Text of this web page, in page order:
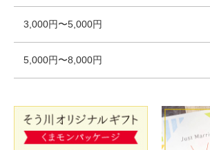
3,000円〜5,000円
5,000円〜8,000円